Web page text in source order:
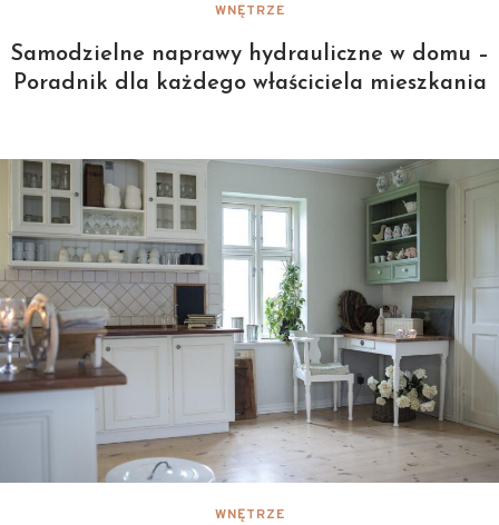
WNĘTRZE
Samodzielne naprawy hydrauliczne w domu –
Poradnik dla każdego właściciela mieszkania
WNĘTRZE